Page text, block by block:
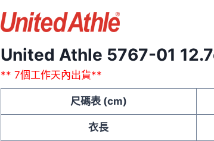
United Athle 5767-01
** 7個工作天內出貨**
尺碼表 (cm)
衣長